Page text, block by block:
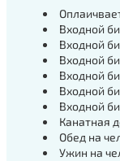
Входной
Входной
Входной
Входной
Входной
Входной
Канатная
Обед на
Ужин на